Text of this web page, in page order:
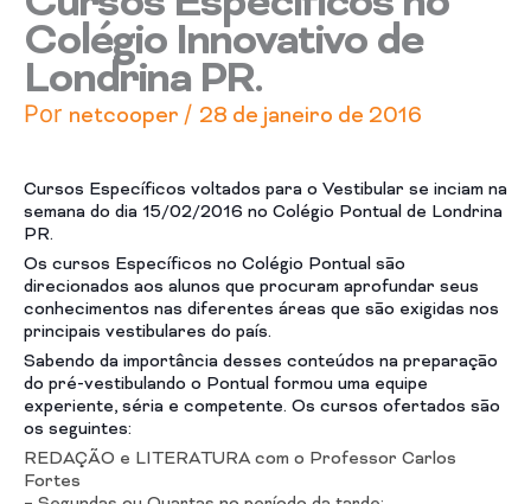
Colégio Innovativo de
Londrina PR.
Por netcooper / 28 de janeiro de 2016
Cursos Específicos voltados para o Vestibular se inciam na
semana do dia 15/02/2016 no Colégio Pontual de Londrina
PR.
Os cursos Específicos no Colégio Pontual são
direcionados aos alunos que procuram aprofundar seus
conhecimentos nas diferentes áreas que são exigidas nos
principais vestibulares do país.
Sabendo da importância desses conteúdos na preparação
do pré-vestibulando o Pontual formou uma equipe
experiente, séria e competente. Os cursos ofertados são
os seguintes:
REDAÇÃO e LITERATURA com o Professor Carlos
Fortes